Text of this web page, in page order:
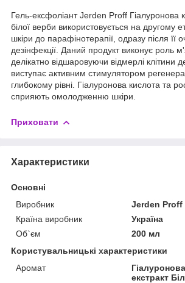
Гель-ексфоліант Jerden Proff Гіалуронова
білої верби використовується на другому
шкіри до парафінотерапії, одразу після її
дезінфекції. Даний продукт виконує роль
делікатно відшаровуючи відмерлі клітини
виступає активним стимулятором
глибокому рівні. Гіалуронова кислота та
сприяють омолодженню шкіри.
Приховати
Характеристики
Основні
Виробник
Jerden Proff
Країна виробник
Україна
Об`єм
200 мл
Користувальницькі характеристики
Аромат
екстракт